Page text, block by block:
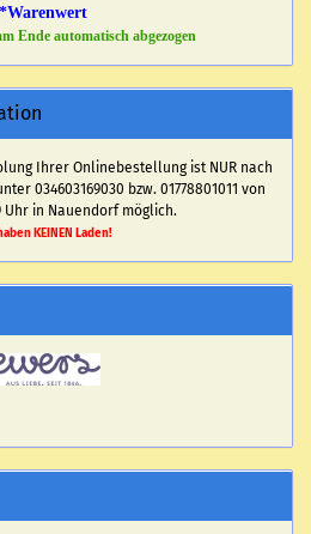
*Warenwert
Ende automatisch abgezogen
Ihrer Onlinebestellung ist NUR nach
034603169030 bzw. 01778801011 von
Uhr in Nauendorf möglich.
KEINEN Laden!